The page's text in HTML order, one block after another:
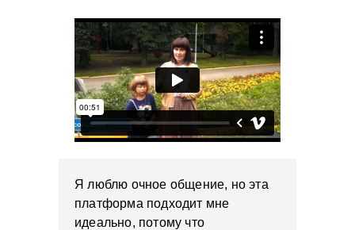
Я люблю очное общение, но эта
платформа подходит мне
идеально, потому что